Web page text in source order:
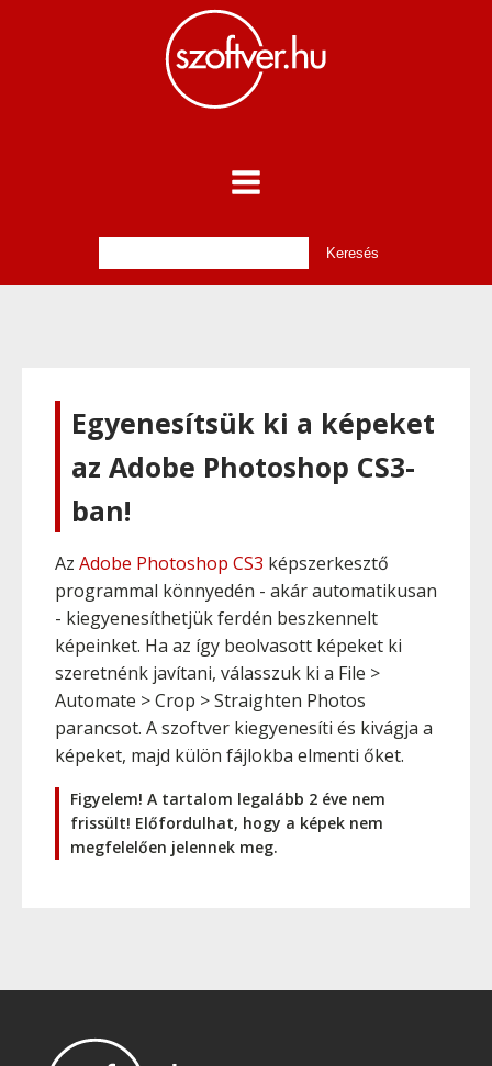
Egyenesítsük ki a képeket
az Adobe Photoshop CS3-
ban!
Az Adobe Photoshop CS3 képszerkesztő
programmal könnyedén - akár automatikusan
- kiegyenesíthetjük ferdén beszkennelt
képeinket. Ha az így beolvasott képeket ki
szeretnénk javítani, válasszuk ki a File >
Automate > Crop > Straighten Photos
parancsot. A szoftver kiegyenesíti és kivágja a
képeket, majd külön fájlokba elmenti őket.
Figyelem! A tartalom legalább 2 éve nem
frissült! Előfordulhat, hogy a képek nem
megfelelően jelennek meg.